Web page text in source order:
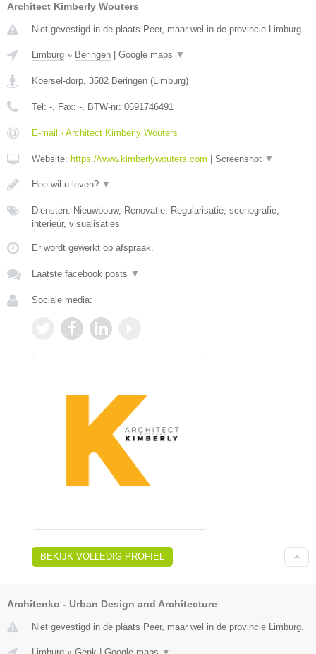
Architect Kimberly Wouters
Niet gevestigd in de plaats Peer, maar wel in de provincie Limburg.
Limburg » Beringen Google maps ▼
Koersel-dorp, 3582 Beringen (Limburg)
Tel: -, Fax: -, BTW-nr: 0691746491
E-mail › Architect Kimberly Wouters
Website: https://www.kimberlywouters.com Screenshot ▼
Hoe wil u leven? ▼
Diensten: Nieuwbouw, Renovatie, Regularisatie, scenografie,
interieur, visualisaties
Er wordt gewerkt op afspraak.
Laatste facebook posts ▼
Sociale media:
BEKIJK VOLLEDIG PROFIEL
Architenko - Urban Design and Architecture
Niet gevestigd in de plaats Peer, maar wel in de provincie Limburg.